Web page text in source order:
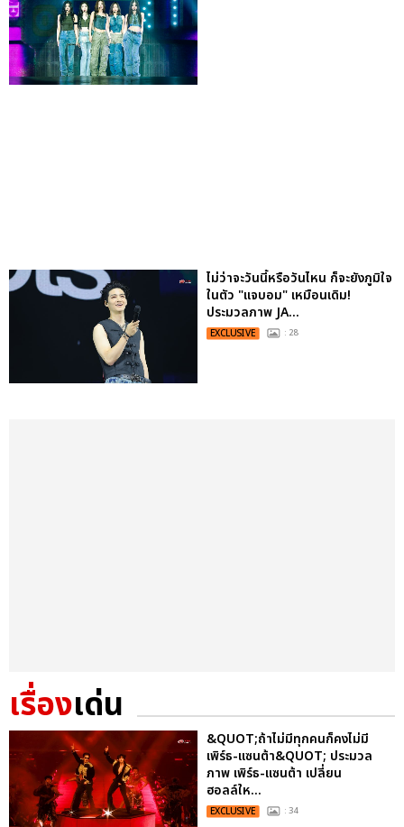
ไม่ว่าจะวันนี้หรือวันไหน ก็จะยังภูมิใจ
ในตัว "แจบอม" เหมือนเดิม!
ประมวลภาพ JA...
EXCLUSIVE : 28
เรื่องเด่น
&QUOT;ถ้าไม่มีทุกคนก็คงไม่มี
เพิร์ธ-แซนต้า&QUOT; ประมวล
ภาพ เพิร์ธ-แซนต้า เปลี่ยน
ฮอลล์ให...
EXCLUSIVE : 34